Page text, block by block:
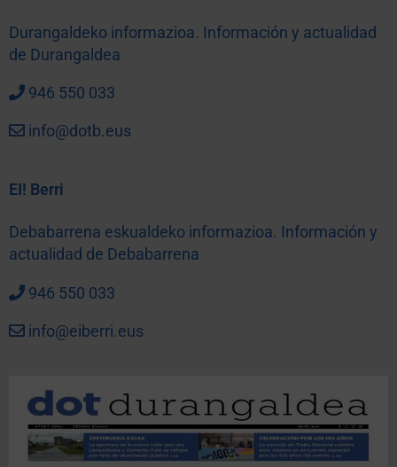
Durangaldeko informazioa. Información y actualidad
de Durangaldea
946 550 033
info@dotb.eus
EI! Berri
Debabarrena eskualdeko informazioa. Información y
actualidad de Debabarrena
946 550 033
info@eiberri.eus